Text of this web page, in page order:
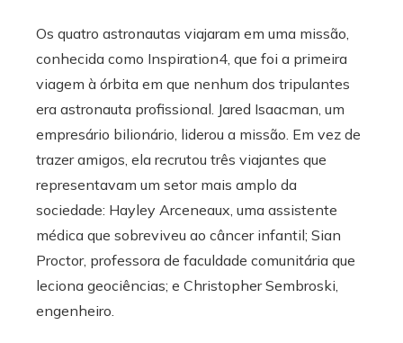
Os quatro astronautas viajaram em uma missão,
conhecida como Inspiration4, que foi a primeira
viagem à órbita em que nenhum dos tripulantes
era astronauta profissional. Jared Isaacman, um
empresário bilionário, liderou a missão. Em vez de
trazer amigos, ela recrutou três viajantes que
representavam um setor mais amplo da
sociedade: Hayley Arceneaux, uma assistente
médica que sobreviveu ao câncer infantil; Sian
Proctor, professora de faculdade comunitária que
leciona geociências; e Christopher Sembroski,
engenheiro.